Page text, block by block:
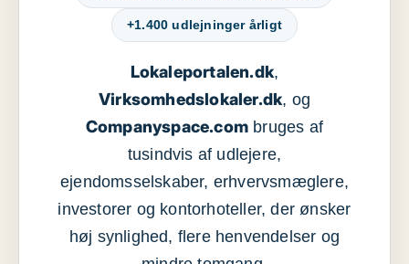
+1.400 udlejninger årligt
Lokaleportalen.dk,
Virksomhedslokaler.dk, og
Companyspace.com bruges af
tusindvis af udlejere,
ejendomsselskaber, erhvervsmæglere,
investorer og kontorhoteller, der ønsker
høj synlighed, flere henvendelser og